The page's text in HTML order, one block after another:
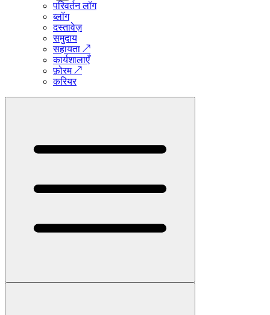
परिवर्तन लॉग
ब्लॉग
दस्तावेज़
समुदाय
सहायता ↗
कार्यशालाएँ
फ़ोरम↗
करियर